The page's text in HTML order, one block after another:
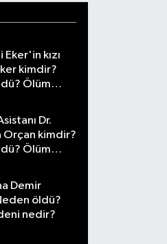
kızı
kimdir?
Ölüm
Dr.
Orçan kimdir?
Ölüm
Demir
öldü?
nedir?